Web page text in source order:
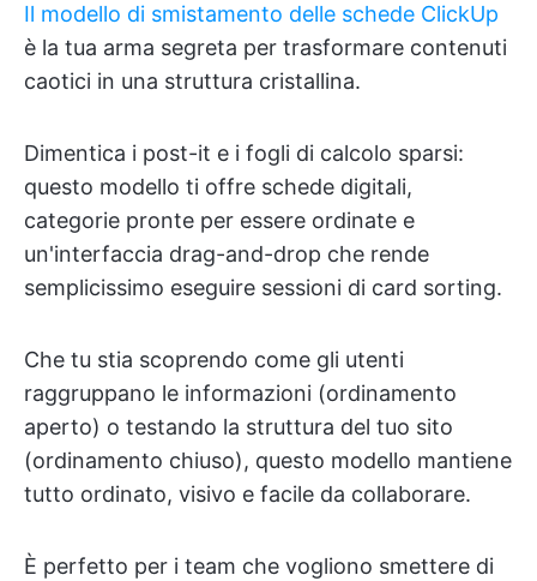
Il modello di smistamento delle schede ClickUp
è la tua arma segreta per trasformare contenuti
caotici in una struttura cristallina.
Dimentica i post-it e i fogli di calcolo sparsi:
questo modello ti offre schede digitali,
categorie pronte per essere ordinate e
un'interfaccia drag-and-drop che rende
semplicissimo eseguire sessioni di card sorting.
Che tu stia scoprendo come gli utenti
raggruppano le informazioni (ordinamento
aperto) o testando la struttura del tuo sito
(ordinamento chiuso), questo modello mantiene
tutto ordinato, visivo e facile da collaborare.
È perfetto per i team che vogliono smettere di